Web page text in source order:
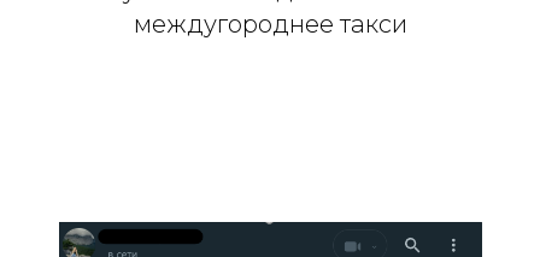
междугороднее такси